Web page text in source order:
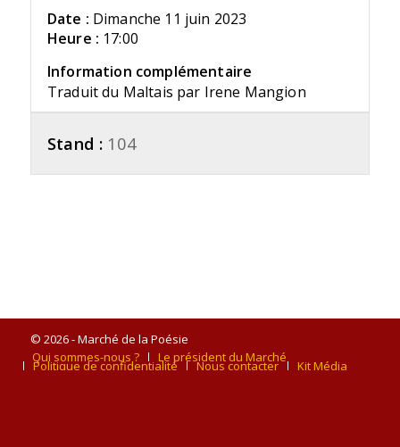
Date : Dimanche 11 juin 2023
Heure : 17:00
Information complémentaire
Traduit du Maltais par Irene Mangion
Stand : 104
© 2026 - Marché de la Poésie
Qui sommes-nous ?
Le président du Marché
Politique de confidentialité Nous contacter Kit Média